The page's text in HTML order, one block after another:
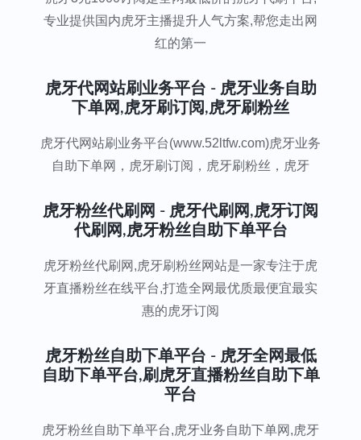
专业提供国内虎牙主播提升人气方案,帮您走出网
红的第一
虎牙代网站刷业务平台 - 虎牙业务自助
下单网,虎牙刷订阅,虎牙刷粉丝
虎牙代网站刷业务平台(www.52ltfw.com)虎牙业务
自助下单网，虎牙刷订阅，虎牙刷粉丝，虎牙
虎牙粉丝代刷网 - 虎牙代刷网,虎牙订阅
代刷网,虎牙粉丝自助下单平台
虎牙粉丝代刷网,虎牙刷粉丝网站是一家专注于虎
牙直播粉丝在线平台,打造全网最优质最便宜最实
惠的虎牙订阅
虎牙粉丝自助下单平台 - 虎牙全网最低
自助下单平台,刷虎牙直播粉丝自助下单
平台
虎牙粉丝自助下单平台,虎牙业务自助下单网,虎牙